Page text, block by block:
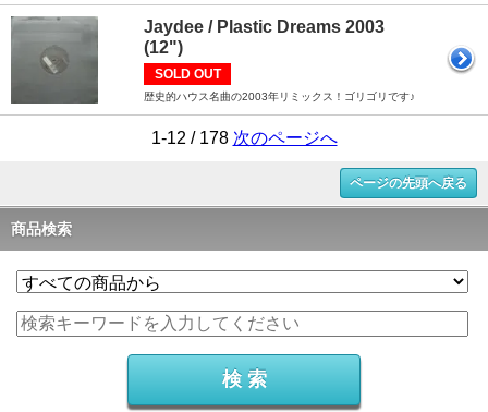
Jaydee / Plastic Dreams 2003
(12")
SOLD OUT
歴史的ハウス名曲の2003年リミックス！ゴリゴリです♪
1-12 / 178 次のページへ
ページの先頭へ戻る
商品検索